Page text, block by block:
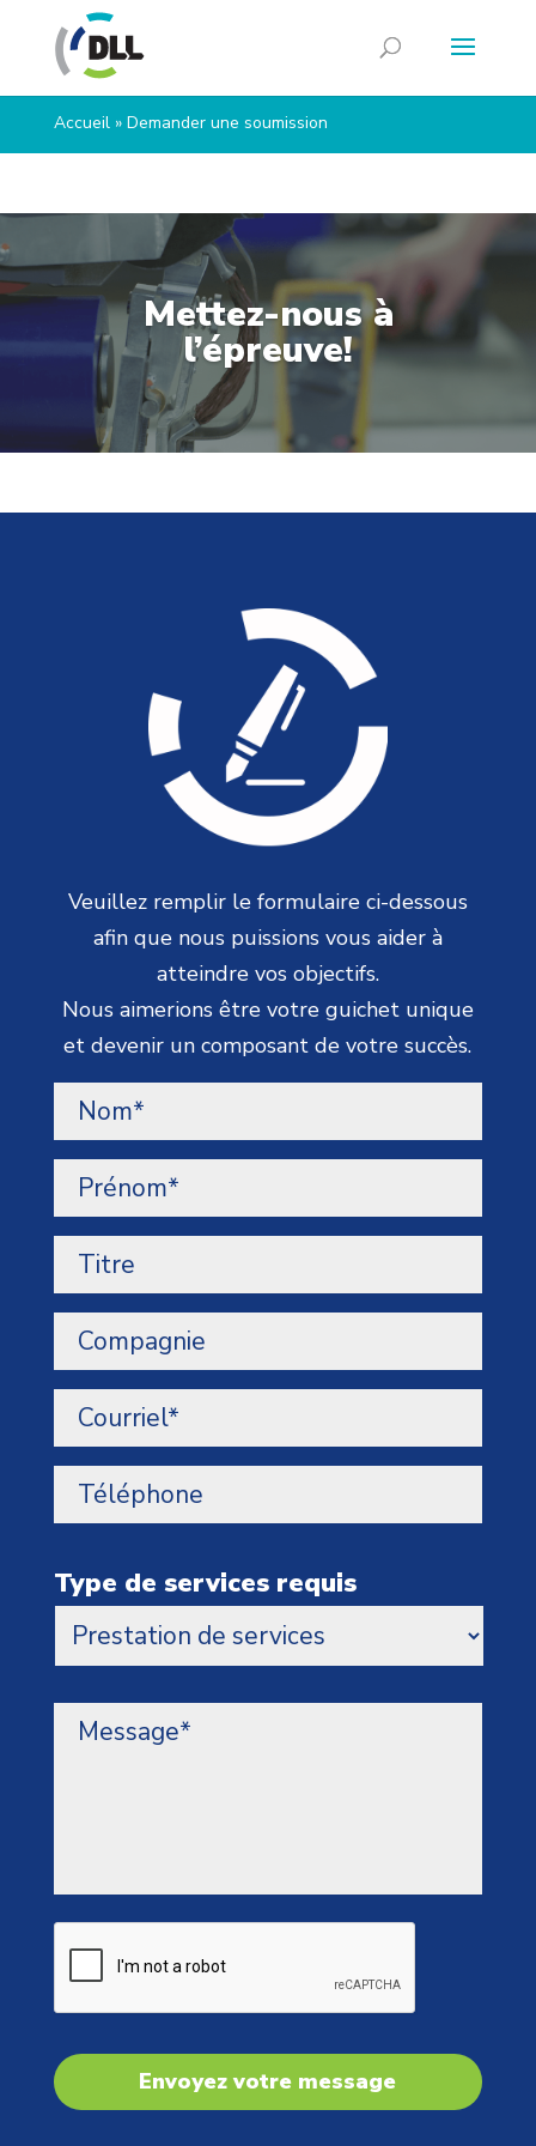
Accueil» Demander une soumission
Mettez-nous à
l’épreuve!
Veuillez remplir le formulaire ci-dessous
afin que nous puissions vous aider à
atteindre vos objectifs.
Nous aimerions être votre guichet unique
et devenir un composant de votre succès.
Type de services requis